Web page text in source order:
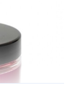
je skutecznym
wyników.